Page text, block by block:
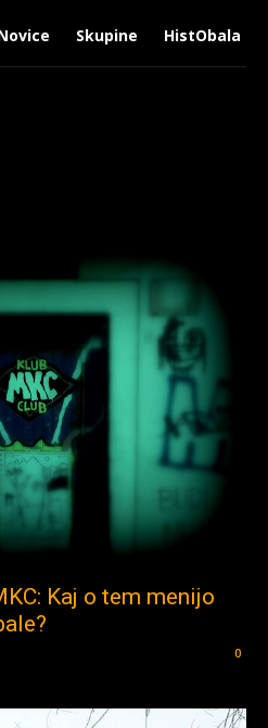
Skupine HistObala
Kaj o tem menijo
0